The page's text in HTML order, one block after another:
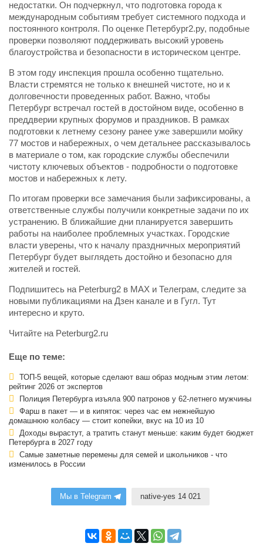
недостатки. Он подчеркнул, что подготовка города к
международным событиям требует системного подхода и
постоянного контроля. По оценке Петербург2.ру, подобные
проверки позволяют поддерживать высокий уровень
благоустройства и безопасности в историческом центре.
В этом году инспекция прошла особенно тщательно.
Власти стремятся не только к внешней чистоте, но и к
долговечности проведенных работ. Важно, чтобы
Петербург встречал гостей в достойном виде, особенно в
преддверии крупных форумов и праздников. В рамках
подготовки к летнему сезону ранее уже завершили мойку
77 мостов и набережных, о чем детальнее рассказывалось
в материале о том, как городские службы обеспечили
чистоту ключевых объектов - подробности о подготовке
мостов и набережных к лету.
По итогам проверки все замечания были зафиксированы, а
ответственные службы получили конкретные задачи по их
устранению. В ближайшие дни планируется завершить
работы на наиболее проблемных участках. Городские
власти уверены, что к началу праздничных мероприятий
Петербург будет выглядеть достойно и безопасно для
жителей и гостей.
Подпишитесь на Peterburg2 в MAX и Телеграм, следите за
новыми публикациями на Дзен канале и в Гугл. Тут
интересно и круто.
Читайте на Peterburg2.ru
Еще по теме:
ТОП-5 вещей, которые сделают ваш образ модным этим летом:
рейтинг 2026 от экспертов
Полиция Петербурга изъяла 900 патронов у 62-летнего мужчины
Фарш в пакет — и в кипяток: через час ем нежнейшую
домашнюю колбасу — стоит копейки, вкус на 10 из 10
Доходы вырастут, а тратить станут меньше: каким будет бюджет
Петербурга в 2027 году
Самые заметные перемены для семей и школьников - что
изменилось в России
Мы в Telegram native-yes 14 021